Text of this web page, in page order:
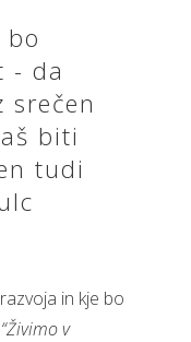
- da
srečen
biti
tudi
in kje bo
“Živimo v